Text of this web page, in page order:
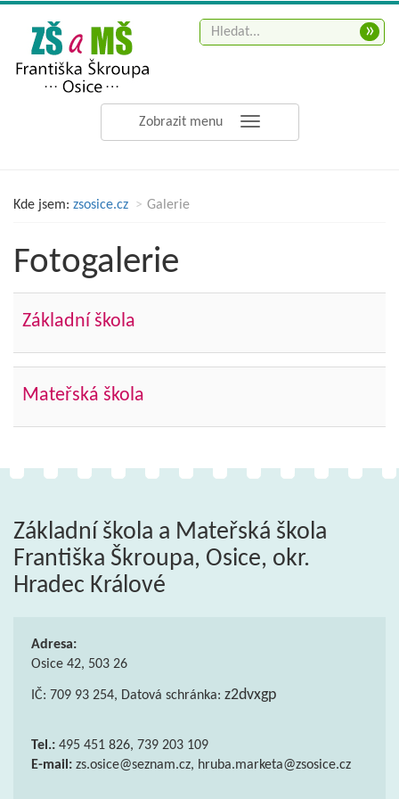
Zobrazit menu
»
Kde jsem: zsosice.cz Galerie
Fotogalerie
Základní škola
Mateřská škola
Základní škola a Mateřská škola
Františka Škroupa, Osice, okr.
Hradec Králové
Adresa:
Osice 42, 503 26
IČ: 709 93 254, Datová schránka: z2dvxgp
Tel.: 495 451 826, 739 203 109
E-mail: zs.osice@seznam.cz, hruba.marketa@zsosice.cz